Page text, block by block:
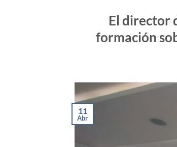
El director
formación
11
Abr